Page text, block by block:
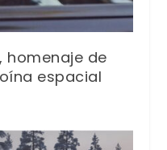
homenaje de
espacial